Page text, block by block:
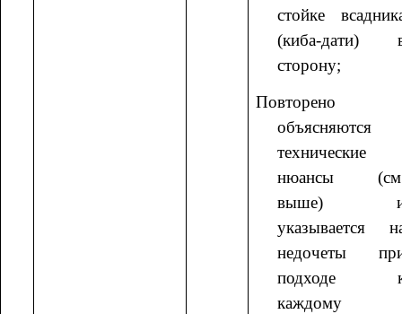
стойке
(киба-дати)
сторону;
Повторено
объясняются
технические
нюансы
выше)
указывается
недочеты
подходе
каждому